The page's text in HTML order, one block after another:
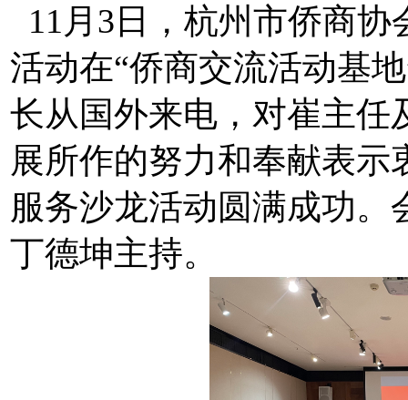
11月3日，杭州市侨商
活动在“侨商交流活动基
长从国外来电，对崔主任
展所作的努力和奉献表示
服务沙龙活动圆满成功
丁德坤主持。